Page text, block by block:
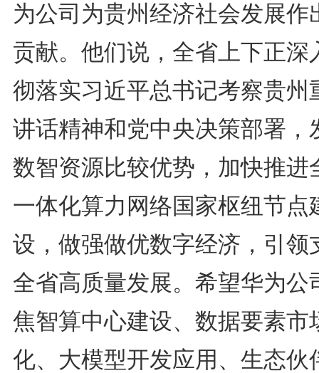
为公司为贵州经济社会发展作
贡献。他们说，全省上下正深
彻落实习近平总书记考察贵州
讲话精神和党中央决策部署，
数智资源比较优势，加快推进
一体化算力网络国家枢纽节点
设，做强做优数字经济，引领
全省高质量发展。希望华为公
焦智算中心建设、数据要素市
化、大模型开发应用、生态伙